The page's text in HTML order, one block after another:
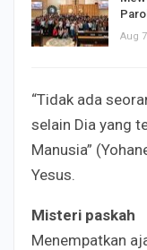
Aug
“Tidak ada
selain Dia yang
Manusia”
Yesus.
Misteri paskah
Menempatkan